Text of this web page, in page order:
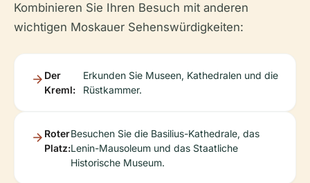
Kombinieren Sie Ihren Besuch mit anderen
wichtigen Moskauer Sehenswürdigkeiten:
Der
Kreml:
Erkunden Sie Museen, Kathedralen und die
Rüstkammer.
Roter
Platz:
Besuchen Sie die Basilius-Kathedrale, das
Lenin-Mausoleum und das Staatliche
Historische Museum.